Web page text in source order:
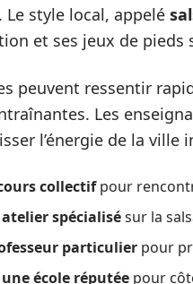
. Le style local, appelé
et ses jeux de pieds
peuvent ressentir
Les
l’énergie de la ville
collectifpour
spécialisésur la
particulier pour
école réputée pour